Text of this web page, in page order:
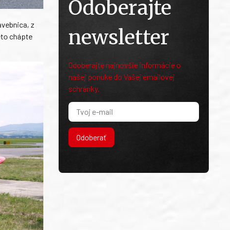
z
chápte
Odoberajte
newsletter
Odoberajte najnovšie informácie o
našej ponuke do Vašej emailovej
schránky.
Odoberať